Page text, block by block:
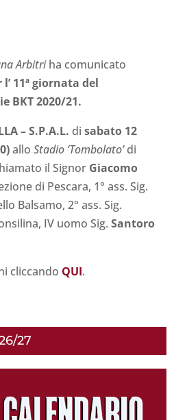
Arbitriha comunicato
11ªgiornata del
BKT 2020/21.
– S.P.A.L. di sabato 12
allo Stadio ‘Tombolato’di
il Signor Giacomo
di Pescara, 1° ass. Sig.
Balsamo, 2° ass. Sig.
IV uomo Sig. Santoro
cliccando QUI.
27